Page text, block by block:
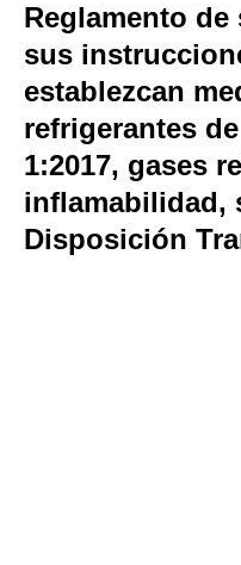
Reglamento
sus
establezcan
refrigerantes
1:2017, gases
inflamabilidad,
Disposición